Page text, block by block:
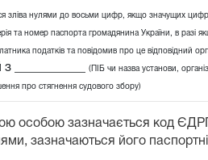
зліва нулями до восьми цифр, якщо значущих
та номер паспорта громадянина України, в разі
податків та повідомив про це відповідний
___________ (ПІБ чи назва установи,
про стягнення судового збору)
особою зазначається код
зазначаються його паспортні